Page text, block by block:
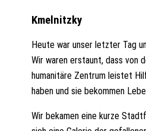
Kmelnitzky
Heute war unser letzter Tag
Wir waren erstaunt, dass von
humanitäre Zentrum leistet
haben und sie bekommen
Wir bekamen eine kurze